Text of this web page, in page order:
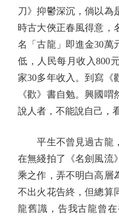
刀》抑鬱深沉，倘以為
時古大俠正春風得意，
名「古龍」即進金30萬
低，人民每月收入800
家30多年收入。到寫《
《歡》書自勉。興國
說人者，不能說自己，
平生不曾見過古龍，
在無綫拍了《名劍風流
乘之作，弄不明白高層
不出火花告終，但總算
龍舊識，告我古龍曾